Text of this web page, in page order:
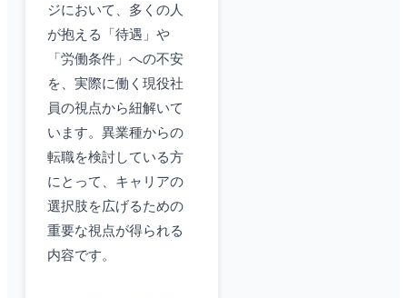
ジにおいて、多くの人
が抱える「待遇」や
「労働条件」への不安
を、実際に働く現役社
員の視点から紐解いて
います。異業種からの
転職を検討している方
にとって、キャリアの
選択肢を広げるための
重要な視点が得られる
内容です。